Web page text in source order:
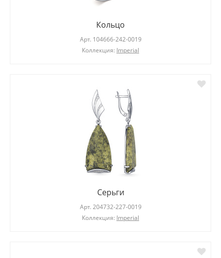
Кольцо
Арт. 104666-242-0019
Коллекция: Imperial
Серьги
Арт. 204732-227-0019
Коллекция: Imperial